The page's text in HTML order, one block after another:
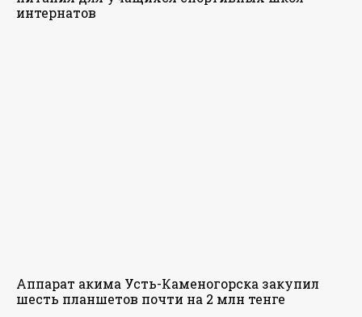
интернатов
Аппарат акима Усть-Каменогорска закупил
шесть планшетов почти на 2 млн тенге